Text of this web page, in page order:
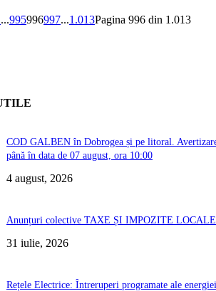
...995996997...1.013Pagina 996 din 1.013
COD GALBEN în Dobrogea și pe litoral.
până în data de 07 august, ora 10:00
4 august, 2026
Anunțuri colective TAXE ȘI IMPOZITE LOCALE
31 iulie, 2026
Rețele Electrice: Întreruperi programate ale